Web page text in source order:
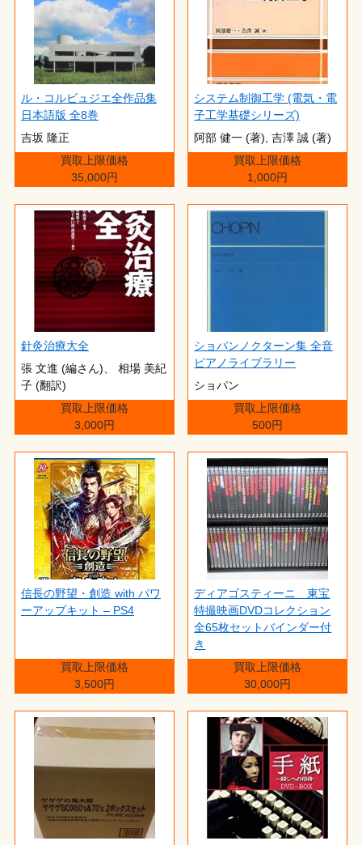
ル・コルビュジエ全作品集
日本語版 全8巻
吉坂 隆正
買取上限価格
35,000円
システム制御工学 (電気・電
子工学基礎シリーズ)
阿部 健一 (著),‎ 吉澤 誠 (著)
買取上限価格
1,000円
針灸治療大全
張 文進 (編さん)、 相場 美紀
子 (翻訳)
買取上限価格
3,000円
ショパンノクターン集 全音
ピアノライブラリー
ショパン
買取上限価格
500円
信長の野望・創造 with パワ
ーアップキット – PS4
買取上限価格
3,500円
ディアゴスティーニ 東宝
特撮映画DVDコレクション
全65枚セットバインダー付
き
買取上限価格
30,000円